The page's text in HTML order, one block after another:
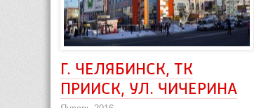
Г. ЧЕЛЯБИНСК, ТК
ПРИИСК, УЛ. ЧИЧЕРИНА